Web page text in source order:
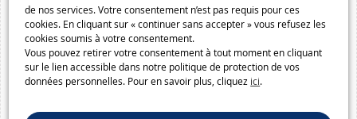
de nos services. Votre consentement n’est pas requis pour ces
cookies. En cliquant sur « continuer sans accepter » vous refusez les
cookies soumis à votre consentement.
Vous pouvez retirer votre consentement à tout moment en cliquant
sur le lien accessible dans notre politique de protection de vos
données personnelles. Pour en savoir plus, cliquez ici.